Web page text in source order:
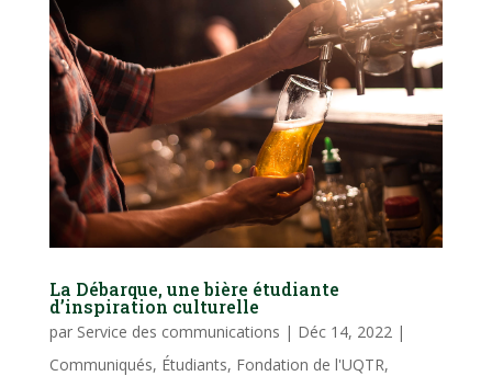
La Débarque, une bière étudiante
d’inspiration culturelle
par Service des communications | Déc 14, 2022|
Communiqués, Étudiants, Fondation de l'UQTR,